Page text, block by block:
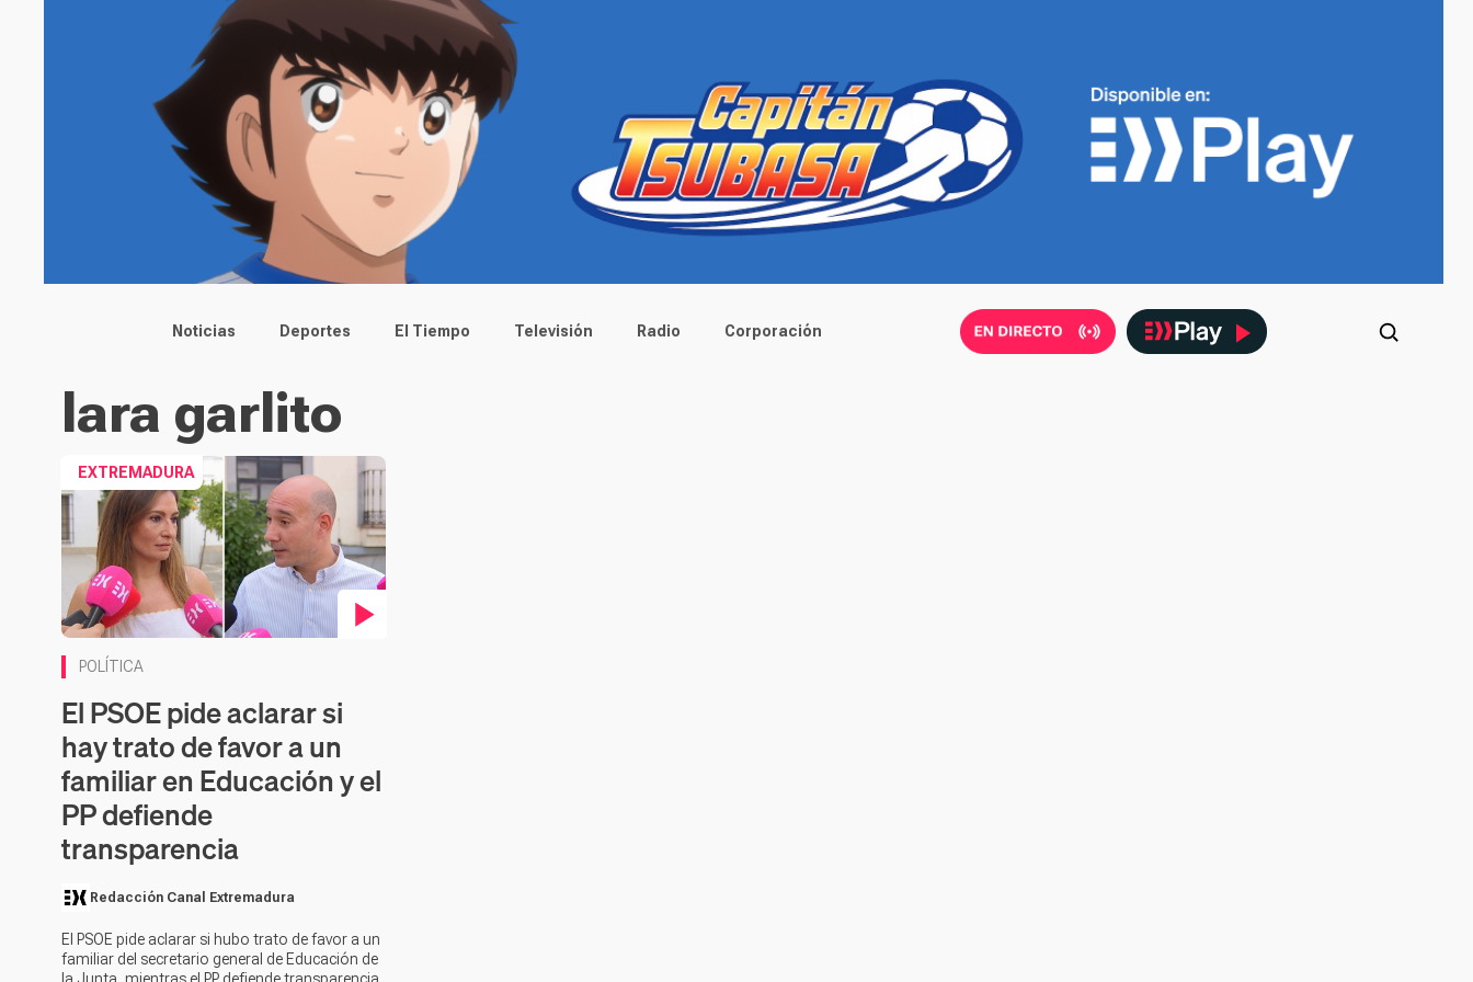
Main menu
Noticias Deportes El Tiempo Televisión Radio Corporación
lara garlito
EXTREMADURA
POLÍTICA
El PSOE pide aclarar si
hay trato de favor a un
familiar en Educación y el
PP defiende
transparencia
Redacción Canal Extremadura
El PSOE pide aclarar si hubo trato de favor a un
familiar del secretario general de Educación de